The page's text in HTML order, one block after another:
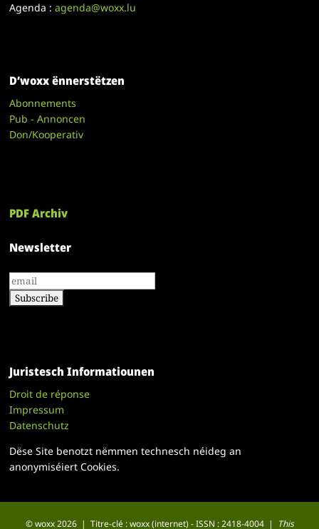
Agenda :agenda@woxx.lu
D’woxx ënnerstëtzen
Abonnements
Pub - Annoncen
Don/Kooperativ
PDF Archiv
Newsletter
Juristesch Informatiounen
Droit de réponse
Impressum
Datenschutz
Dëse Site benotzt nëmmen technesch néideg an
anonymiséiert Cookies.
© woxx 2026 | Titre-clé : woxx (internet) - ISSN : 2418-4004 | This